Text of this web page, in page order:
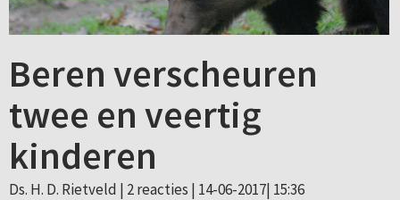
Beren verscheuren
twee en veertig
kinderen
Ds. H. D. Rietveld | 2 reacties | 14-06-2017| 15:36